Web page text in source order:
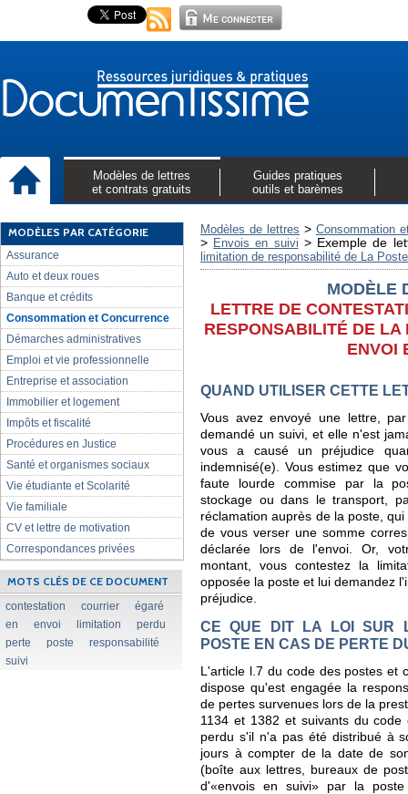
Modèles de lettres
et contrats gratuits
Guides pratiques
outils et barèmes
MODÈLES PAR CATÉGORIE
Assurance
Auto et deux roues
Banque et crédits
Consommation et Concurrence
Démarches administratives
Emploi et vie professionnelle
Entreprise et association
Immobilier et logement
Impôts et fiscalité
Procédures en Justice
Santé et organismes sociaux
Vie étudiante et Scolarité
Vie familiale
CV et lettre de motivation
Correspondances privées
MOTS CLÉS DE CE DOCUMENT
contestation courrier
égaré
en
envoi limitation
perdu
perte
poste
responsabilité
suivi
Modèles de lettres > Consommation
> Envois en suivi > Exemple de
limitation de responsabilité de La
MODÈLE
LETTRE DE
RESPONSABILITÉ DE LA
ENVOI
QUAND UTILISER CETTE
Vous avez envoyé une lettre,
demandé un suivi, et elle n'est
vous a causé un préjudice
indemnisé(e). Vous estimez que
faute lourde commise par la
stockage ou dans le transport,
réclamation auprès de la poste,
de vous verser une somme
déclarée lors de l'envoi. Or,
montant, vous contestez la
opposée la poste et lui demandez
préjudice.
CE QUE DIT LA LOI SUR
POSTE EN CAS DE PERTE
L'article l.7 du code des postes et
dispose qu'est engagée la
de pertes survenues lors de la
1134 et 1382 et suivants du
perdu s'il n'a pas été distribué à
jours à compter de la date de
(boîte aux lettres, bureaux de
d'«envois en suivi» par la